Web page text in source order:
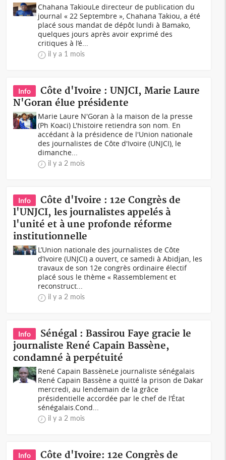
Chahana TakiouLe directeur de publication du
journal « 22 Septembre », Chahana Takiou, a été
placé sous mandat de dépôt lundi à Bamako,
quelques jours après avoir exprimé des
critiques à l’é...
il y a 1 mois
Info
Côte d'Ivoire : UNJCI, Marie Laure
N'Goran élue présidente
Marie Laure N'Goran à la maison de la presse
(Ph Koaci) L'histoire retiendra son nom. En
accédant à la présidence de l'Union nationale
des journalistes de Côte d'Ivoire (UNJCI), le
dimanche...
il y a 2 mois
Info
Côte d'Ivoire : 12e Congrès de
l'UNJCI, les journalistes appelés à
l'unité et à une profonde réforme
institutionnelle
L’Union nationale des journalistes de Côte
d’Ivoire (UNJCI) a ouvert, ce samedi à Abidjan, les
travaux de son 12e congrès ordinaire électif
placé sous le thème « Rassemblement et
reconstruct...
il y a 2 mois
Info
Sénégal : Bassirou Faye gracie le
journaliste René Capain Bassène,
condamné à perpétuité
René Capain BassèneLe journaliste sénégalais
René Capain Bassène a quitté la prison de Dakar
mercredi, au lendemain de la grâce
présidentielle accordée par le chef de l’État
sénégalais.Cond...
il y a 2 mois
Info Côte d'Ivoire: 12e Congrès de